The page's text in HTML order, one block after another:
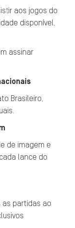
aos jogos do
disponível,
assinar
Brasileiro,
de imagem e
lance do
as partidas ao